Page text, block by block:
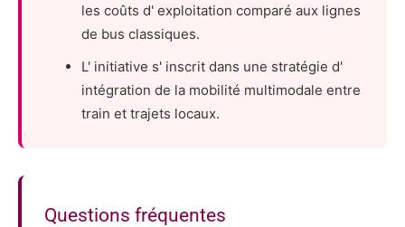
les coûts d' exploitation comparé aux lignes
de bus classiques.
L' initiative s' inscrit dans une stratégie d'
intégration de la mobilité multimodale entre
train et trajets locaux.
Questions fréquentes